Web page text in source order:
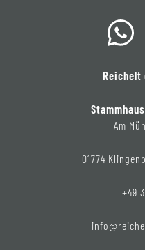
Am
01774
+49